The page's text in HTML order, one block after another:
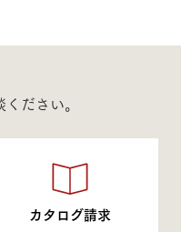
ださい。
カタログ請求